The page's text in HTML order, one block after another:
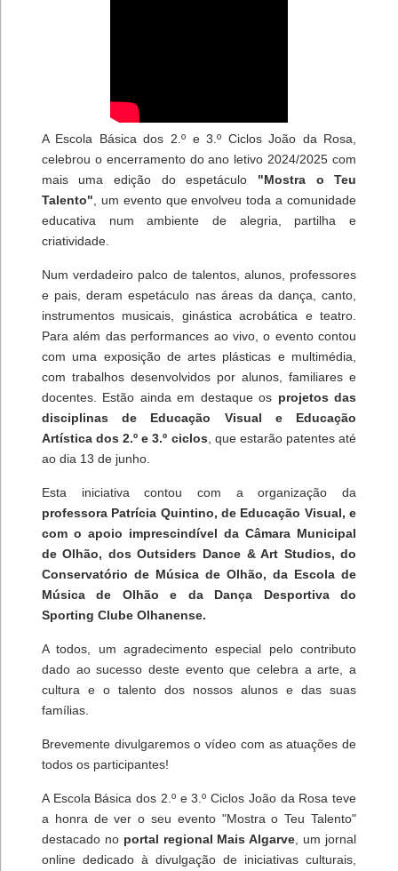
A Escola Básica dos 2.º e 3.º Ciclos João da Rosa,
celebrou o encerramento do ano letivo 2024/2025 com
mais uma edição do espetáculo "Mostra o Teu
Talento" , um evento que envolveu toda a comunidade
educativa num ambiente de alegria, partilha e
criatividade.
Num verdadeiro palco de talentos, alunos, professores
e pais, deram espetáculo nas áreas da dança, canto,
instrumentos musicais, ginástica acrobática e teatro.
Para além das performances ao vivo, o evento contou
com uma exposição de artes plásticas e multimédia,
com trabalhos desenvolvidos por alunos, familiares e
docentes. Estão ainda em destaque os projetos das
disciplinas de Educação Visual e Educação
Artística dos 2.º e 3.º ciclos , que estarão patentes até
ao dia 13 de junho.
Esta iniciativa contou com a organização da
professora Patrícia Quintino, de Educação Visual, e
com o apoio imprescindível da Câmara Municipal
de Olhão, dos Outsiders Dance & Art Studios, do
Conservatório de Música de Olhão, da Escola de
Música de Olhão e da Dança Desportiva do
Sporting Clube Olhanense.
A todos, um agradecimento especial pelo contributo
dado ao sucesso deste evento que celebra a arte, a
cultura e o talento dos nossos alunos e das suas
famílias.
Brevemente divulgaremos o vídeo com as atuações de
todos os participantes!
A Escola Básica dos 2.º e 3.º Ciclos João da Rosa teve
a honra de ver o seu evento "Mostra o Teu Talento"
destacado no portal regional Mais Algarve , um jornal
online dedicado à divulgação de iniciativas culturais,